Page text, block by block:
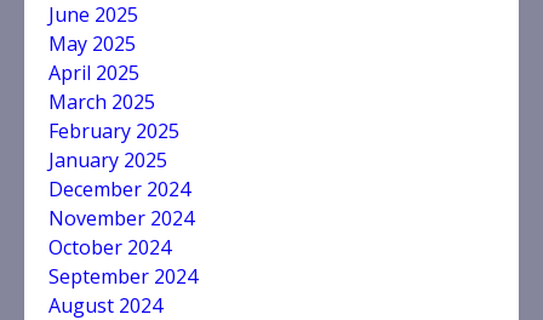
June 2025
May 2025
April 2025
March 2025
February 2025
January 2025
December 2024
November 2024
October 2024
September 2024
August 2024